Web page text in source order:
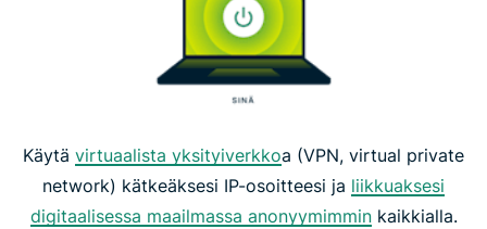
Käytä virtuaalista yksityiverkkoa (VPN, virtual private
network) kätkeäksesi IP-osoitteesi ja liikkuaksesi
digitaalisessa maailmassa anonyymimminkaikkialla.